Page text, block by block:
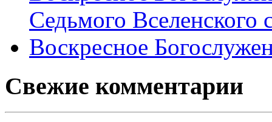
Седьмого Вселенского
Воскресное
Свежие комментарии